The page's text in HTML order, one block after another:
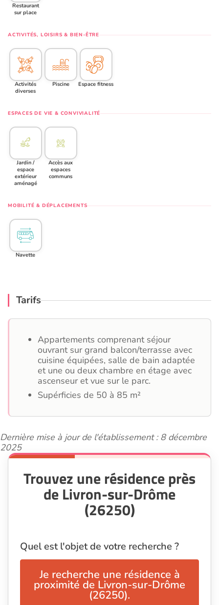
Restaurant
sur place
ACTIVITÉS, LOISIRS & BIEN-ÊTRE
Activités
diverses
Piscine Espace fitness
ESPACES DE VIE & CONVIVIALITÉ
Jardin /
espace
extérieur
aménagé
Accès aux
espaces
communs
MOBILITÉ & DÉPLACEMENTS
Navette
Tarifs
Appartements comprenant séjour
ouvrant sur grand balcon/terrasse avec
cuisine équipées, salle de bain adaptée
et une ou deux chambre en étage avec
ascenseur et vue sur le parc.
Supérficies de 50 à 85 m²
Dernière mise à jour de l'établissement : 8 décembre
2025
Trouvez une résidence près
de Livron-sur-Drôme
(26250)
Quel est l'objet de votre recherche ?
Je recherche une résidence à
proximité de Livron-sur-Drôme
(26250).